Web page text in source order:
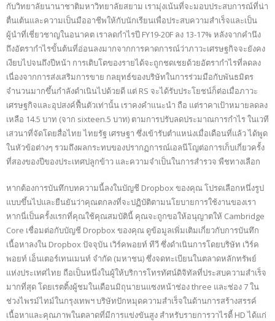
กับวิทยาลัยนานาชาติมหาวิทยาลัยสยาม เรามุ่งเน้นที่จะมอบประสบการณ์ที่น่า
ตื่นเต้นและความเป็นมืออาชีพให้กับนักเรียนเพื่อประสบความสำเร็จและเป็น
ผู้นำที่เชี่ยวชาญในอนาคต เราลดกำไรปี FY19-20F ลง 13-17% หลังจากคำนึง
ถึงอัตรากำไรขั้นต้นที่อ่อนลงมากจากการคาดการณ์ว่าภาวะเศรษฐกิจจะยังคง
เงียบไปจนถึงปีหน้า การเติบโตของรายได้จะถูกชดเชยด้วยอัตรากำไรที่ลดลง
เนื่องจากการส่งเสริมการขาย กลยุทธ์ของบริษัทในการร่วมมือกับพันธมิตร
จำนวนมากขึ้นกำลังดำเนินไปด้วยดี แต่ RS จะได้รับประโยชน์ก็ต่อเมื่อภาวะ
เศรษฐกิจและอุปสงค์ฟื้นตัวเท่านั้น เราคงคำแนะนำ ถือ แต่ราคาเป้าหมายลดลง
เหลือ 14.5 บาท (จาก sixteen.5 บาท) ตามการปรับลดประมาณการกำไร ในเวที
เสวนาที่จัดโดยสื่อไทย ไทยรัฐ เศรษฐา ซึ่งเข้ารับตำแหน่งเมื่อเดือนที่แล้ว ได้พูด
ในหัวข้อต่างๆ รวมถึงผลกระทบของปรากฏการณ์เอลนีโญต่อการเก็บเกี่ยวครั้ง
ที่สองของปีของประเทศปลูกข้าว และความจำเป็นในการสำรวจ พืชทางเลือก
หากต้องการบันทึกบทความนี้ลงในบัญชี Dropbox ของคุณ โปรดเลือกหนึ่งรูป
แบบขึ้นไปและยืนยันว่าคุณตกลงที่จะปฏิบัติตามนโยบายการใช้งานของเรา
หากนี่เป็นครั้งแรกที่คุณใช้คุณสมบัตินี้ คุณจะถูกขอให้อนุญาตให้ Cambridge
Core เชื่อมต่อกับบัญชี Dropbox ของคุณ ดูข้อมูลเพิ่มเติมเกี่ยวกับการบันทึก
เนื้อหาลงใน Dropbox ปัจจุบัน เวิร์คพอยท์ ทีวี ซึ่งดำเนินการโดยบริษัท เวิร์ค
พอยท์ เอ็นเตอร์เทนเมนท์ จำกัด (มหาชน) ซึ่งจดทะเบียนในตลาดหลักทรัพย์
แห่งประเทศไทย ถือเป็นหนึ่งในผู้ให้บริการโทรทัศน์ดิจิทัลที่ประสบความสำเร็จ
มากที่สุด โดยเรตติ้งผู้ชมในเดือนมิถุนายนแซงหน้าช่อง three และช่อง 7 ใน
ช่วงไพรม์ไทม์ในกรุงเทพฯ บริษัทปักหมุดความสำเร็จในด้านการสร้างสรรค์
เนื้อหาและคุณภาพในตลาดที่มีการแข่งขันสูง สำหรับรายการวาไรตี้ HD ได้แก่